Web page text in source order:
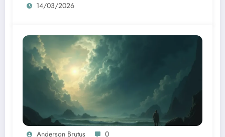
14/03/2026
Anderson Brutus 0